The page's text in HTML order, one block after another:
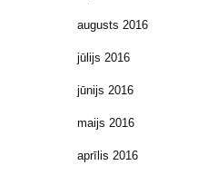
augusts 2016
jūlijs 2016
jūnijs 2016
maijs 2016
aprīlis 2016